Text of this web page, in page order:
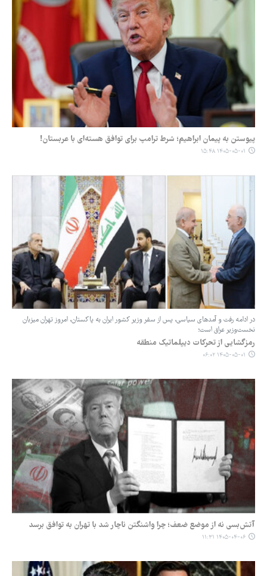
پیوستن به پیمان ابراهیم؛ شرط ترامپ برای توافق هسته‌ای با عربستان!
۱۴۰۵-۰۵-۰۱ ۱۵:۴۸
در ادامه رفت و آمدهای سیاسی، پس از سفر وزیر کشور ایران به پاکستان، امروز تهران میزبان
نخست‌وزیر عراق است؛
رمزگشایی از تحرکات دیپلماتیک منطقه
۱۴۰۵-۰۵-۰۱ ۰۶:۰۲
آتش‌بسی نه از موضع ضعف؛ چرا واشنگتن ناچار شد با تهران به توافق برسد
۱۴۰۵-۰۴-۰۶ ۱۱:۳۱